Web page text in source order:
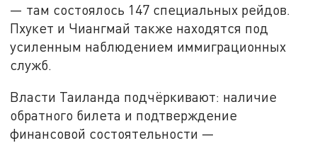
— там состоялось 147 специальных рейдов.
Пхукет и Чиангмай также находятся под
усиленным наблюдением иммиграционных
служб.
Власти Таиланда подчёркивают: наличие
обратного билета и подтверждение
финансовой состоятельности —